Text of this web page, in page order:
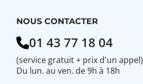
NOUS CONTACTER
01 43 77 18 04
(service gratuit + prix d'un appel)
Du lun. au ven. de 9h à 18h